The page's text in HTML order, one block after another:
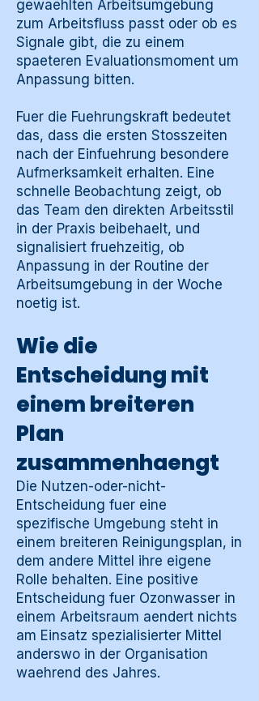
gewaehlten Arbeitsumgebung
zum Arbeitsfluss passt oder ob es
Signale gibt, die zu einem
spaeteren Evaluationsmoment um
Anpassung bitten.
Fuer die Fuehrungskraft bedeutet
das, dass die ersten Stosszeiten
nach der Einfuehrung besondere
Aufmerksamkeit erhalten. Eine
schnelle Beobachtung zeigt, ob
das Team den direkten Arbeitsstil
in der Praxis beibehaelt, und
signalisiert fruehzeitig, ob
Anpassung in der Routine der
Arbeitsumgebung in der Woche
noetig ist.
Wie die
Entscheidung mit
einem breiteren
Plan
zusammenhaengt
Die Nutzen-oder-nicht-
Entscheidung fuer eine
spezifische Umgebung steht in
einem breiteren Reinigungsplan, in
dem andere Mittel ihre eigene
Rolle behalten. Eine positive
Entscheidung fuer Ozonwasser in
einem Arbeitsraum aendert nichts
am Einsatz spezialisierter Mittel
anderswo in der Organisation
waehrend des Jahres.